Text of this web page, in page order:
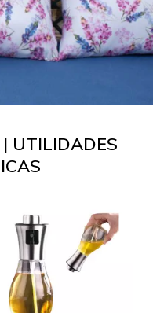
UTILIDADES